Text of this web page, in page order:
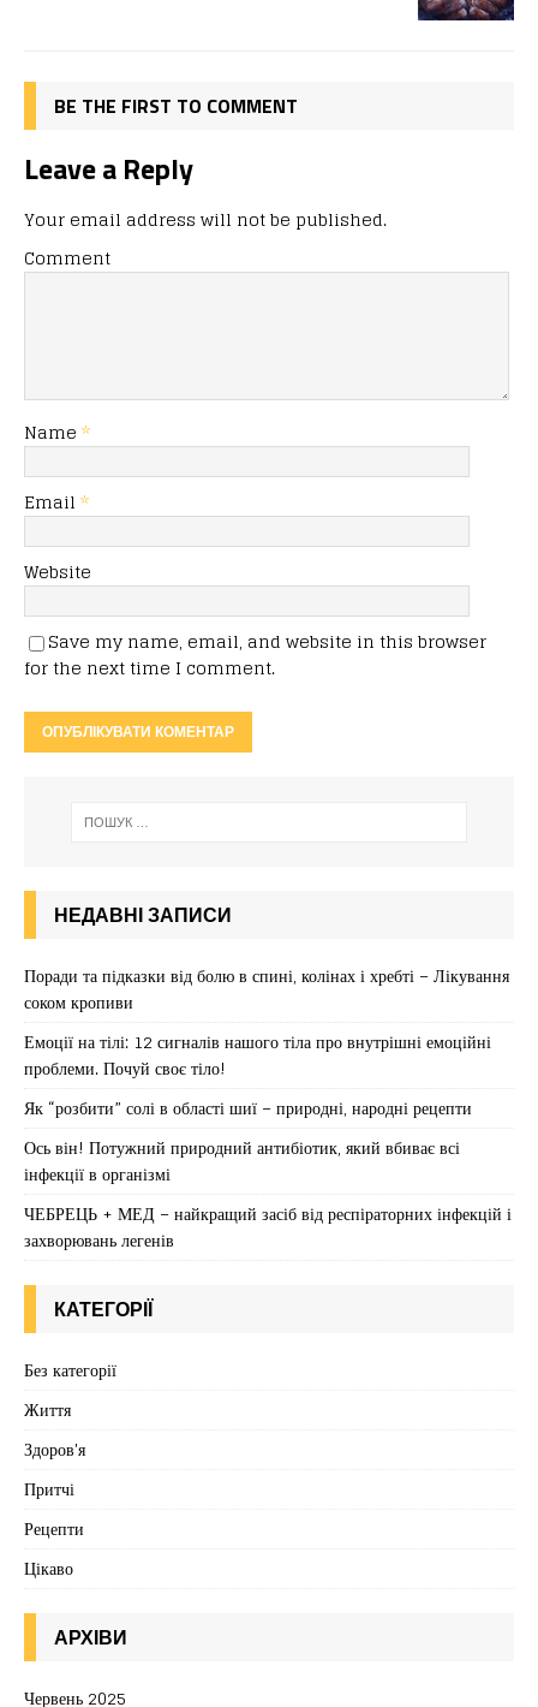
BE THE FIRST TO COMMENT
Leave a Reply
Your email address will not be published.
Comment
Name *
Email *
Website
Save my name, email, and website in this browser
for the next time I comment.
НЕДАВНІ ЗАПИСИ
Поради та підказки від болю в спині, колінах і хребті – Лікування
соком кропиви
Емоції на тілі: 12 сигналів нашого тіла про внутрішні емоційні
проблеми. Почуй своє тіло!
Як “розбити” солі в області шиї – природні, народні рецепти
Ось він! Потужний природний антибіотик, який вбиває всі
інфекції в організмі
ЧЕБРЕЦЬ + МЕД – найкращий засіб від респіраторних інфекцій і
захворювань легенів
КАТЕГОРІЇ
Без категорії
Життя
Здоров'я
Притчі
Рецепти
Цікаво
АРХІВИ
Червень 2025